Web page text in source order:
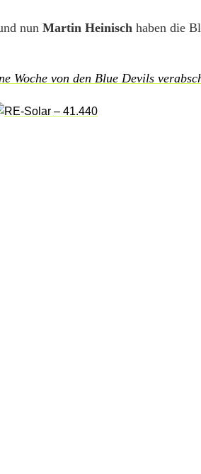
nun Martin Heinisch haben die
Woche von den Blue Devils